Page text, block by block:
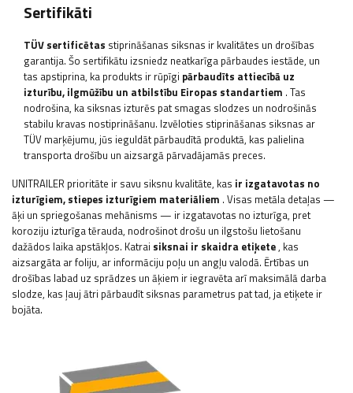
Sertifikāti
TÜV sertificētas stiprināšanas siksnas ir kvalitātes un drošības
garantija. Šo sertifikātu izsniedz neatkarīga pārbaudes iestāde, un
tas apstiprina, ka produkts ir rūpīgi pārbaudīts attiecībā uz
izturību, ilgmūžību un atbilstību Eiropas standartiem . Tas
nodrošina, ka siksnas izturēs pat smagas slodzes un nodrošinās
stabilu kravas nostiprināšanu. Izvēloties stiprināšanas siksnas ar
TÜV marķējumu, jūs ieguldāt pārbaudītā produktā, kas palielina
transporta drošību un aizsargā pārvadājamās preces.
UNITRAILER prioritāte ir savu siksnu kvalitāte, kas ir izgatavotas no
izturīgiem, stiepes izturīgiem materiāliem . Visas metāla detaļas —
āķi un spriegošanas mehānisms — ir izgatavotas no izturīga, pret
koroziju izturīga tērauda, nodrošinot drošu un ilgstošu lietošanu
dažādos laika apstākļos. Katrai siksnai ir skaidra etiķete, kas
aizsargāta ar foliju, ar informāciju poļu un angļu valodā. Ērtības un
drošības labad uz sprādzes un āķiem ir iegravēta arī maksimālā darba
slodze, kas ļauj ātri pārbaudīt siksnas parametrus pat tad, ja etiķete ir
bojāta.